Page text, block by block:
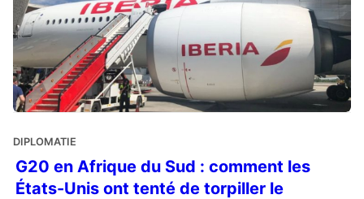
DIPLOMATIE
G20 en Afrique du Sud : comment les
États-Unis ont tenté de torpiller le